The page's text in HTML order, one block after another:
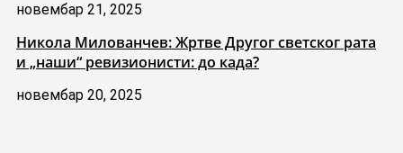
новембар 21, 2025
Никола Милованчев: Жртве Другог светског рата
и „наши“ ревизионисти: до када?
новембар 20, 2025